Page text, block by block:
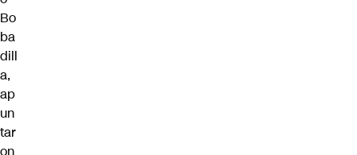
Bo
ba
dill
a,
ap
un
tar
on